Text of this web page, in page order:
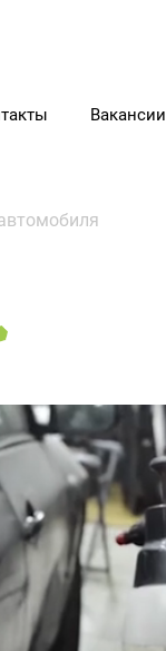
Вакансии